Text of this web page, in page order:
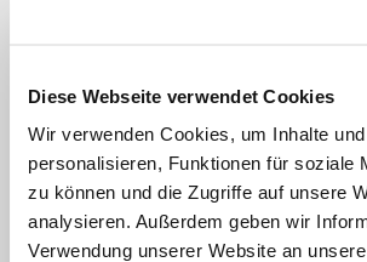
Diese Webseite verwendet Cookies
Wir verwenden Cookies, um Inhalte
personalisieren, Funktionen für soziale
zu können und die Zugriffe auf unsere
analysieren. Außerdem geben wir
Verwendung unserer Website an
Zusammenhang des
weiterführen. Er finde es
problematisch, "
wenn mit
Segnungsgottesdiensten
kirchenpolitischer Druck
werden soll".